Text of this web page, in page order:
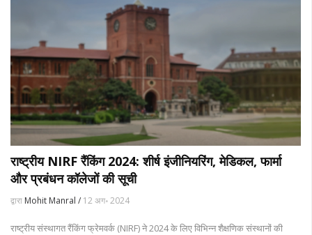
राष्ट्रीय NIRF रैंकिंग 2024: शीर्ष इंजीनियरिंग, मेडिकल, फार्मा
और प्रबंधन कॉलेजों की सूची
द्वारा Mohit Manral / 12 अग॰ 2024
राष्ट्रीय संस्थागत रैंकिंग फ्रेमवर्क (NIRF) ने 2024 के लिए विभिन्न शैक्षणिक संस्थानों की